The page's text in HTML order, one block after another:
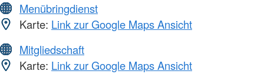
Menübringdienst
Karte: Link zur Google Maps Ansicht
Mitgliedschaft
Karte: Link zur Google Maps Ansicht